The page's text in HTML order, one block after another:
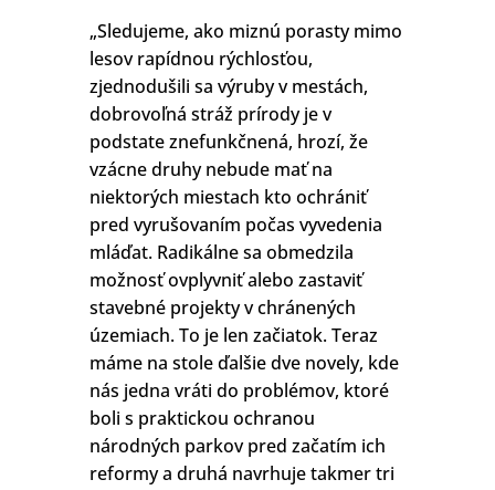
„Sledujeme, ako miznú porasty mimo
lesov rapídnou rýchlosťou,
zjednodušili sa výruby v mestách,
dobrovoľná stráž prírody je v
podstate znefunkčnená, hrozí, že
vzácne druhy nebude mať na
niektorých miestach kto ochrániť
pred vyrušovaním počas vyvedenia
mláďat. Radikálne sa obmedzila
možnosť ovplyvniť alebo zastaviť
stavebné projekty v chránených
územiach. To je len začiatok. Teraz
máme na stole ďalšie dve novely, kde
nás jedna vráti do problémov, ktoré
boli s praktickou ochranou
národných parkov pred začatím ich
reformy a druhá navrhuje takmer tri